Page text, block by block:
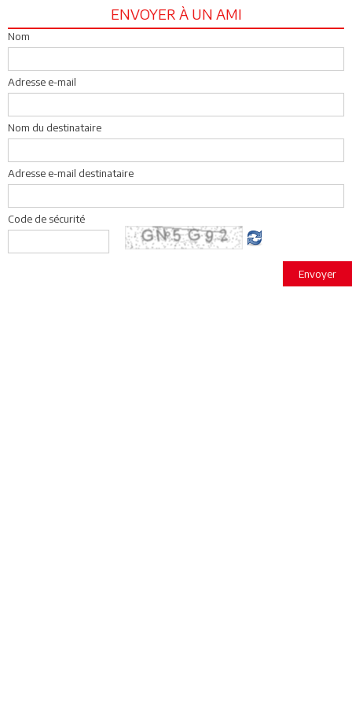
ENVOYER À UN AMI
Nom
Adresse e-mail
Nom du destinataire
Adresse e-mail destinataire
Code de sécurité
Envoyer